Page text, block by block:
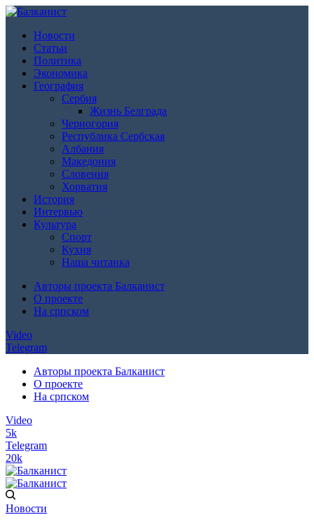
Новости
Статьи
Политика
Экономика
География
Сербия
Жизнь Белграда
Черногория
Республика Сербская
Албания
Македония
Словения
Хорватия
История
Интервью
Культура
Спорт
Кухня
Наша читанка
Авторы проекта Балканист
О проекте
На српском
Video
Telegram
Авторы проекта Балканист
О проекте
На српском
Video
5k
Telegram
20k
Новости